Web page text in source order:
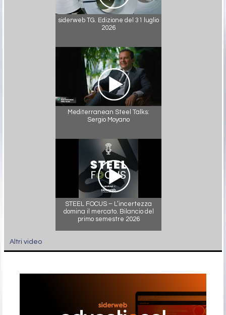
siderweb TG. Edizione del 31 luglio
2026
Mediterranean Steel Talks:
Sergio Moyano
STEEL FOCUS – L’incertezza
domina il mercato. Bilancio del
primo semestre 2026
Altri video